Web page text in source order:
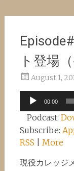
ト登場
August 1,
Audio
Player
00:00
Podcast:
Subscribe:
RSS
More
現役カレッジ